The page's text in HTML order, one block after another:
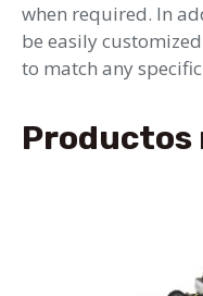
when required. In
be easily
to match any
Productos